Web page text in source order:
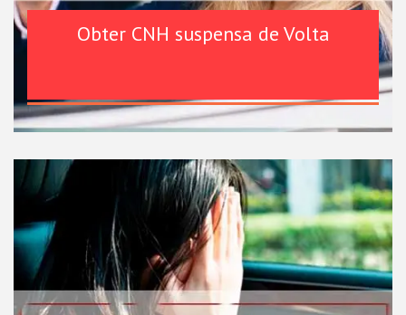
Obter CNH suspensa de Volta